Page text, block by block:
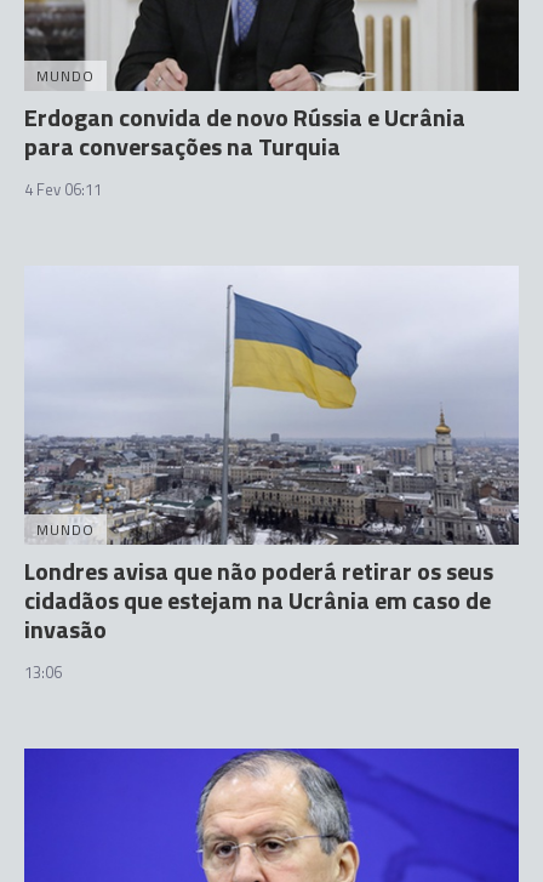
MUNDO
Erdogan convida de novo Rússia e Ucrânia
para conversações na Turquia
4 Fev 06:11
MUNDO
Londres avisa que não poderá retirar os seus
cidadãos que estejam na Ucrânia em caso de
invasão
13:06